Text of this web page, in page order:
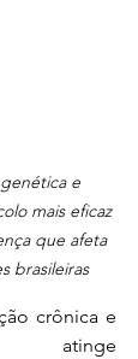
e
mais eficaz
que afeta
brasileiras
crônica e
atinge